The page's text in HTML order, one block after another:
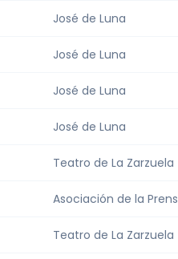
José de Luna
José de Luna
José de Luna
José de Luna
Teatro de La Zarzuela
Asociación de la
Teatro de La Zarzuela